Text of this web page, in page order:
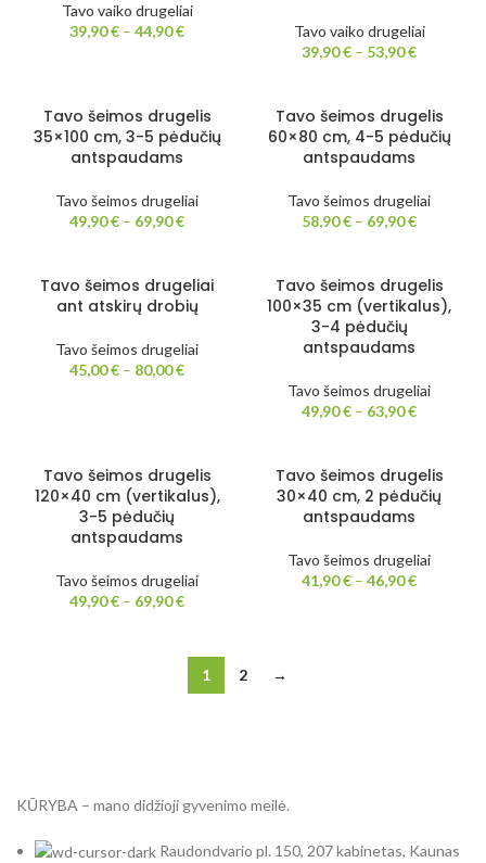
Tavo vaiko drugeliai
39,90€ – 44,90€
Tavo vaiko drugeliai
39,90€ – 53,90€
Tavo šeimos drugelis
35×100 cm, 3-5 pėdučių
antspaudams
Tavo šeimos drugeliai
49,90€ – 69,90€
Tavo šeimos drugelis
60×80 cm, 4-5 pėdučių
antspaudams
Tavo šeimos drugeliai
58,90€ – 69,90€
Tavo šeimos drugeliai
ant atskirų drobių
Tavo šeimos drugeliai
45,00€ – 80,00€
Tavo šeimos drugelis
100×35 cm (vertikalus),
3-4 pėdučių
antspaudams
Tavo šeimos drugeliai
49,90€ – 63,90€
Tavo šeimos drugelis
120×40 cm (vertikalus),
3-5 pėdučių
antspaudams
Tavo šeimos drugeliai
49,90€ – 69,90€
Tavo šeimos drugelis
30×40 cm, 2 pėdučių
antspaudams
Tavo šeimos drugeliai
41,90€ – 46,90€
1 2 →
KŪRYBA – mano didžioji gyvenimo meilė.
Raudondvario pl. 150, 207 kabinetas, Kaunas